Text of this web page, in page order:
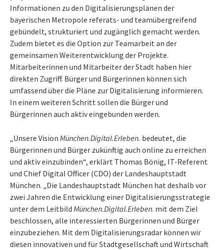
Informationen zu den Digitalisierungsplänen der
bayerischen Metropole referats- und teamübergreifend
gebündelt, strukturiert und zugänglich gemacht werden.
Zudem bietet es die Option zur Teamarbeit an der
gemeinsamen Weiterentwicklung der Projekte.
Mitarbeiterinnen und Mitarbeiter der Stadt haben hier
direkten Zugriff. Bürger und Bürgerinnen können sich
umfassend über die Pläne zur Digitalisierung informieren.
In einem weiteren Schritt sollen die Bürger und
Bürgerinnen auch aktiv eingebunden werden.
„Unsere Vision München.Digital.Erleben. bedeutet, die
Bürgerinnen und Bürger zukünftig auch online zu erreichen
und aktiv einzubinden“, erklärt Thomas Bönig, IT-Referent
und Chief Digital Officer (CDO) der Landeshauptstadt
München. „Die Landeshauptstadt München hat deshalb vor
zwei Jahren die Entwicklung einer Digitalisierungsstrategie
unter dem Leitbild München.Digital.Erleben. mit dem Ziel
beschlossen, alle interessierten Bürgerinnen und Bürger
einzubeziehen. Mit dem Digitalisierungsradar können wir
diesen innovativen und für Stadtgesellschaft und Wirtschaft